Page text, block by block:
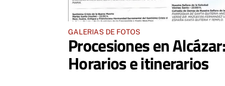
GALERIAS DE FOTOS
Procesiones en Alcázar:
Horarios e itinerarios